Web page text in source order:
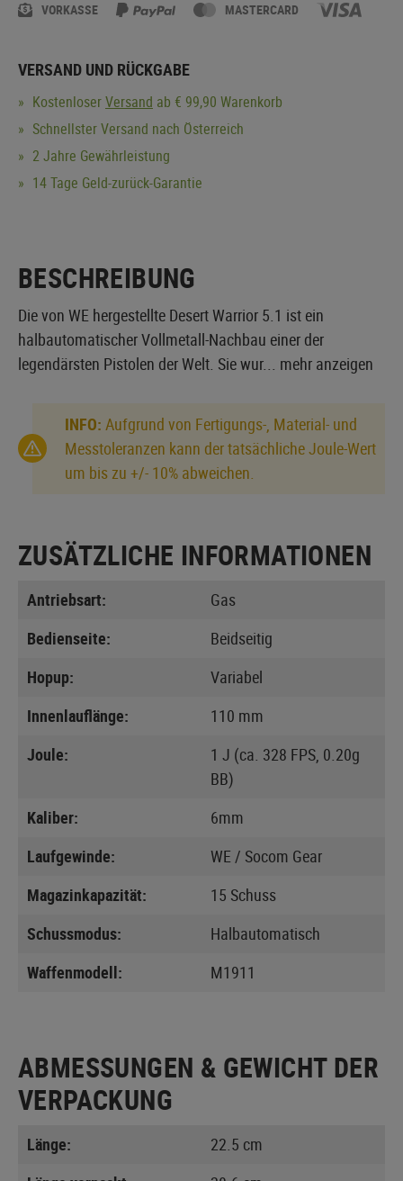
VORKASSE MASTERCARD
VERSAND UND RÜCKGABE
KostenloserVersand ab € 99,90 Warenkorb
Schnellster Versand nach Österreich
2 Jahre Gewährleistung
14 Tage Geld-zurück-Garantie
BESCHREIBUNG
Die von WE hergestellte Desert Warrior 5.1 ist ein
halbautomatischer Vollmetall-Nachbau einer der
legendärsten Pistolen der Welt. Sie wur... mehr anzeigen
INFO: Aufgrund von Fertigungs-, Material- und
Messtoleranzen kann der tatsächliche Joule-Wert
um bis zu +/- 10% abweichen.
ZUSÄTZLICHE INFORMATIONEN
Antriebsart:
Gas
Bedienseite:
Beidseitig
Hopup:
Variabel
Innenlauflänge:
110 mm
Joule:
1 J (ca. 328 FPS, 0.20g
BB)
Kaliber:
6mm
Laufgewinde:
WE / Socom Gear
Magazinkapazität:
15 Schuss
Schussmodus:
Halbautomatisch
Waffenmodell:
M1911
ABMESSUNGEN & GEWICHT DER
VERPACKUNG
Länge:
22.5 cm